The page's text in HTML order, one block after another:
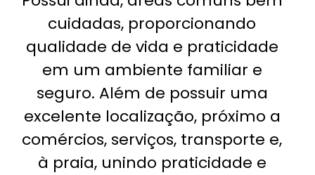
cuidadas, proporcionando
qualidade de vida e praticidade
em um ambiente familiar e
seguro. Além de possuir uma
excelente localização, próximo a
comércios, serviços, transporte e,
à praia, unindo praticidade e